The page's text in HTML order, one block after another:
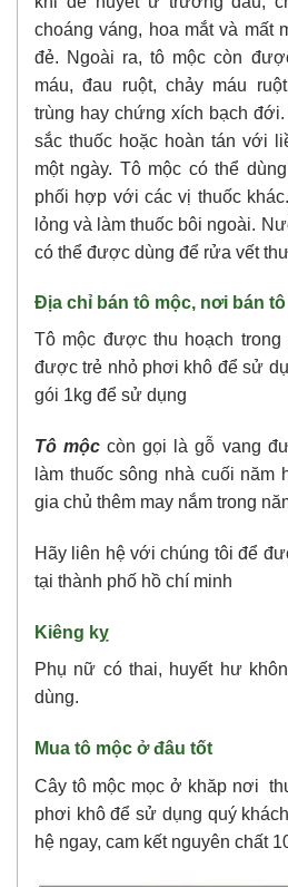
choáng váng, hoa mắt và mất
đẻ. Ngoài ra, tô mộc còn
máu, đau ruột, chảy máu
trùng hay chứng xích bạch
sắc thuốc hoặc hoàn tán với
một ngày. Tô mộc có thể
phối hợp với các vị thuốc
lỏng và làm thuốc bôi ngoài.
có thể được dùng để rửa vết
Địa chỉ bán tô mộc, nơi bán
Tô mộc được thu hoạch
được trẻ nhỏ phơi khô để sử
gói 1kg để sử dụng
Tô mộc còn gọi là gỗ vang
làm thuốc sông nhà cuối năm
gia chủ thêm may nắm trong
Hãy liên hệ với chúng tôi để
tại thành phố hồ chí minh
Kiêng kỵ
Phụ nữ có thai, huyết hư
dùng.
Mua tô mộc ở đâu tốt
Cây tô mộc mọc ở khăp nơi
phơi khô để sử dụng quý
hệ ngay, cam kết nguyên chất